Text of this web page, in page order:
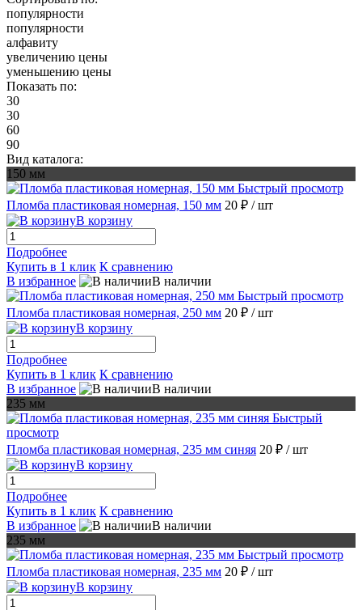
популярности
популярности
алфавиту
увеличению цены
уменьшению цены
Показать по:
30
30
60
90
Вид каталога:
150 мм
Быстрый просмотр
Пломба пластиковая номерная, 150 мм 20 ₽ / шт
В корзину
Подробнее
Купить в 1 клик К сравнению
В избранное
В наличии
Быстрый просмотр
Пломба пластиковая номерная, 250 мм 20 ₽ / шт
В корзину
Подробнее
Купить в 1 клик К сравнению
В избранное
В наличии
235 мм
Быстрый
просмотр
Пломба пластиковая номерная, 235 мм синяя 20 ₽ / шт
В корзину
Подробнее
Купить в 1 клик К сравнению
В избранное
В наличии
235 мм
Быстрый просмотр
Пломба пластиковая номерная, 235 мм 20 ₽ / шт
В корзину